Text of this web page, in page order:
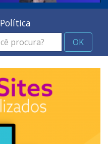
Política
OK